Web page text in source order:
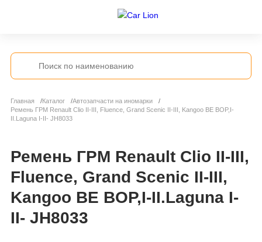
Главная Каталог
Автозапчасти на иномарки
Ремень ГРМ Renault Clio II-III, Fluence, Grand Scenic II-III, Kangoo BE BOP,I-
II.Laguna I-II- JH8033
Ремень ГРМ Renault Clio II-III,
Fluence, Grand Scenic II-III,
Kangoo BE BOP,I-II.Laguna I-
II- JH8033